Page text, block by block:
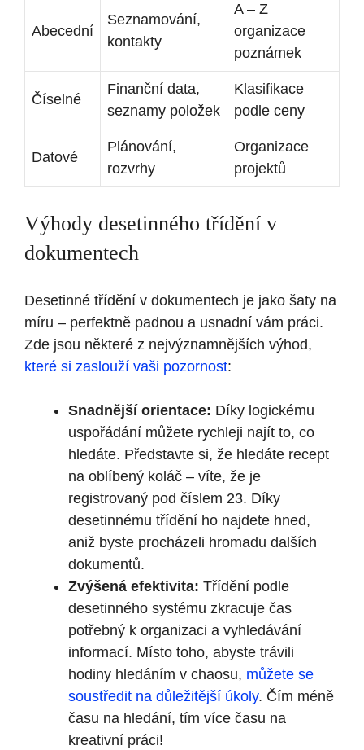
Abecední
Seznamování,
kontakty
A – Z
organizace
poznámek
Číselné
Finanční data,
seznamy položek
Klasifikace
podle ceny
Datové
Plánování,
rozvrhy
Organizace
projektů
Výhody desetinného třídění v
dokumentech
Desetinné třídění v dokumentech je jako šaty na
míru – perfektně padnou a usnadní vám práci.
Zde jsou některé z nejvýznamnějších výhod,
které si zaslouží vaši pozornost:
Snadnější orientace: Díky logickému
uspořádání můžete rychleji najít to, co
hledáte. Představte si, že hledáte recept
na oblíbený koláč – víte, že je
registrovaný pod číslem 23. Díky
desetinnému třídění ho najdete hned,
aniž byste procházeli hromadu dalších
dokumentů.
Zvýšená efektivita: Třídění podle
desetinného systému zkracuje čas
potřebný k organizaci a vyhledávání
informací. Místo toho, abyste trávili
hodiny hledáním v chaosu, můžete se
soustředit na důležitější úkoly. Čím méně
času na hledání, tím více času na
kreativní práci!